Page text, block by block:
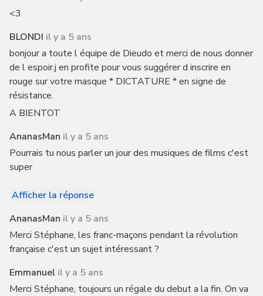
<3
BLONDI il y a 5 ans
bonjour a toute l équipe de Dieudo et merci de nous donner
de l espoir.j en profite pour vous suggérer d inscrire en
rouge sur votre masque * DICTATURE * en signe de
résistance.
A BIENTOT
AnanasMan il y a 5 ans
Pourrais tu nous parler un jour des musiques de films c'est
super
Afficher la réponse
AnanasMan il y a 5 ans
Merci Stéphane, les franc-maçons pendant la révolution
française c'est un sujet intéressant ?
Emmanuel il y a 5 ans
Merci Stéphane, toujours un régale du debut a la fin. On va